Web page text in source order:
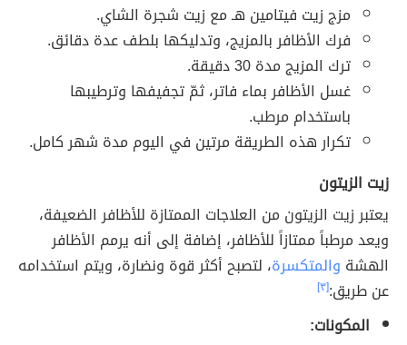
مزج زيت فيتامين هـ مع زيت شجرة الشاي.
فرك الأظافر بالمزيج، وتدليكها بلطف عدة دقائق.
ترك المزيج مدة 30 دقيقة.
غسل الأظافر بماء فاتر، ثمّ تجفيفها وترطيبها
باستخدام مرطب.
تكرار هذه الطريقة مرتين في اليوم مدة شهر كامل.
زيت الزيتون
يعتبر زيت الزيتون من العلاجات الممتازة للأظافر الضعيفة،
ويعد مرطباً ممتازاً للأظافر، إضافة إلى أنه يرمم الأظافر
الهشة والمتكسرة، لتصبح أكثر قوة ونضارة، ويتم استخدامه
عن طريق:[٣]
المكونات: